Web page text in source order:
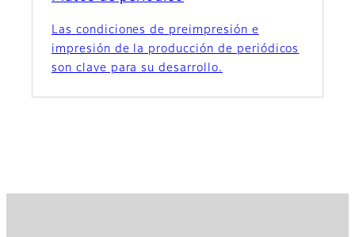
Las condiciones de preimpresión e
impresión de la producción de periódicos
son clave para su desarrollo.